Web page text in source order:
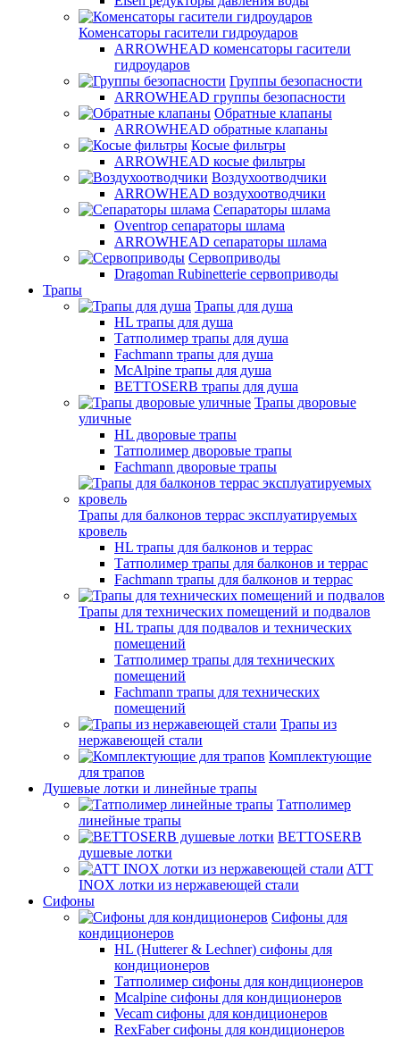
Коменсаторы гасители гидроударов
ARROWHEAD коменсаторы гасители
гидроударов
Группы безопасности
ARROWHEAD группы безопасности
Обратные клапаны
ARROWHEAD обратные клапаны
Косые фильтры
ARROWHEAD косые фильтры
Воздухоотводчики
ARROWHEAD воздухоотводчики
Сепараторы шлама
Oventrop cепараторы шлама
ARROWHEAD сепараторы шлама
Сервоприводы
Dragoman Rubinetterie сервоприводы
Трапы
Трапы для душа
HL трапы для душа
Татполимер трапы для душа
Fachmann трапы для душа
McAlpine трапы для душа
BETTOSERB трапы для душа
Трапы дворовые
уличные
HL дворовые трапы
Татполимер дворовые трапы
Fachmann дворовые трапы
Трапы для балконов террас эксплуатируемых
кровель
HL трапы для балконов и террас
Татполимер трапы для балконов и террас
Fachmann трапы для балконов и террас
Трапы для технических помещений и подвалов
HL трапы для подвалов и технических
помещений
Татполимер трапы для технических
помещений
Fachmann трапы для технических
помещений
Трапы из
нержавеющей стали
Комплектующие
для трапов
Душевые лотки и линейные трапы
Татполимер
линейные трапы
BETTOSERB
душевые лотки
ATT
INOX лотки из нержавеющей стали
Сифоны
Сифоны для
кондиционеров
HL (Hutterer & Lechner) сифоны для
кондиционеров
Татполимер сифоны для кондиционеров
Mcalpine сифоны для кондиционеров
Vecam сифоны для кондиционеров
RexFaber сифоны для кондиционеров